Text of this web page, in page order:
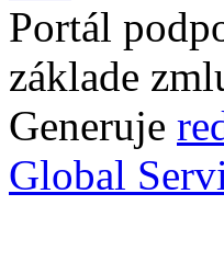
Portál
základe
Generuje
Global